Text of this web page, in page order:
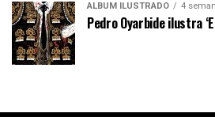
ÁLBUM ILUSTRADO 4
Pedro Oyarbide ilustra